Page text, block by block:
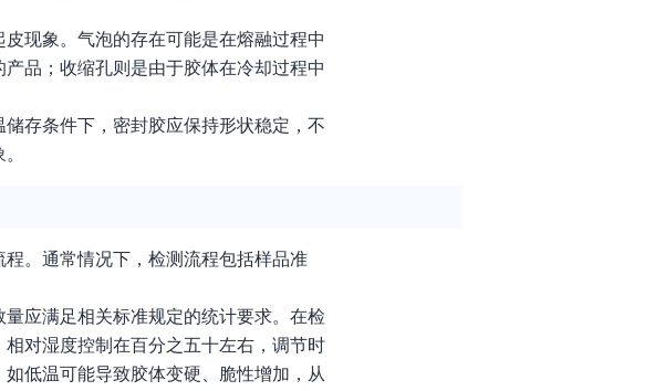
现象。气泡的存在可能是在熔融过程中
品；收缩孔则是由于胶体在冷却过程中
存条件下，密封胶应保持形状稳定，不
。通常情况下，检测流程包括样品准
应满足相关标准规定的统计要求。在检
对湿度控制在百分之五十左右，调节时
低温可能导致胶体变硬、脆性增加，从